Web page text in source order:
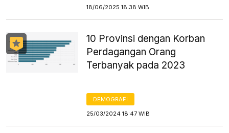
18/06/2025 18:38 WIB
10 Provinsi dengan Korban
Perdagangan Orang
Terbanyak pada 2023
DEMOGRAFI
25/03/2024 18:47 WIB